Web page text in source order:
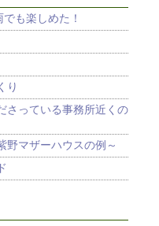
も楽しめた！
り
さっている事務所近くの
野マザーハウスの例～